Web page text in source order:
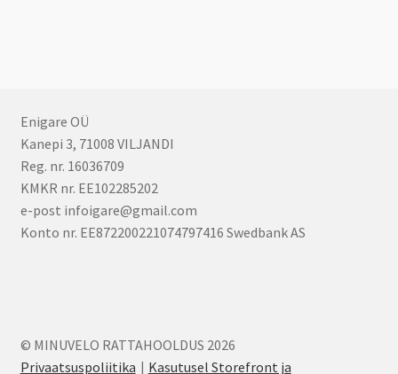
Enigare OÜ
Kanepi 3, 71008 VILJANDI
Reg. nr. 16036709
KMKR nr. EE102285202
e-post infoigare@gmail.com
Konto nr. EE872200221074797416 Swedbank AS
© MINUVELO RATTAHOOLDUS 2026
Privaatsuspoliitika
Kasutusel Storefront ja